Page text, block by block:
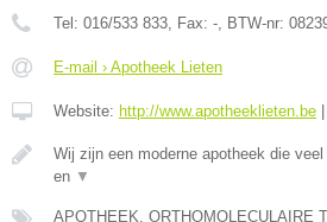
Tel: 016/533 833 , Fax: - , BTW-nr:
E-mail › Apotheek Lieten
Website: http://www.apotheeklieten.be |
Wij zijn een moderne apotheek die
en ▼
APOTHEEK, ORTHOMOLECULAIRE